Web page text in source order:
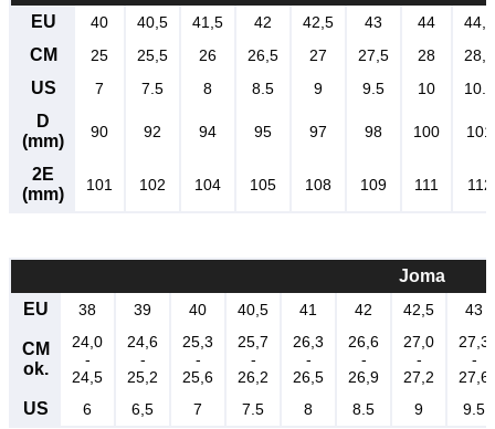
EU
40 40,5 41,5 42 42,5 43 44 44,5
CM 25 25,5 26 26,5 27 27,5 28 28,5
US 7 7.5 8 8.5 9 9.5 10 10.5
D
(mm)
90 92 94 95 97 98 100 101
2E
(mm)
101 102 104 105 108 109 111 112
Joma
EU
38 39 40 40,5 41 42 42,5 43
CM
ok.
24,0
-
24,5
24,6
-
25,2
25,3
-
25,6
25,7
-
26,2
26,3
-
26,5
26,6
-
26,9
27,0
-
27,2
27,3
-
27,6
US 6 6,5 7 7.5 8 8.5 9 9.5